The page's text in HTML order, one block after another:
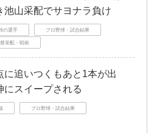
池山采配でサヨナラ負け
の選手 プロ野球・試合結果
采配・戦術
追いつくもあと1本が出
にスイープされる
プロ野球・試合結果